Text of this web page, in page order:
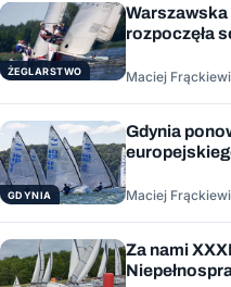
ŻEGLARSTWO
Warszawska
rozpoczęła
Maciej
GDYNIA
Gdynia
Maciej
Za nami